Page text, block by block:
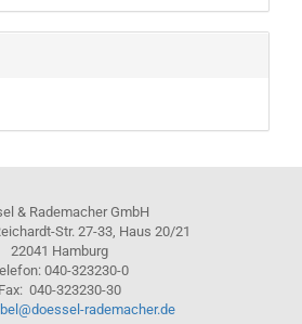
& Rademacher GmbH
Str. 27-33, Haus 20/21
22041 Hamburg
040-323230-0
Fax: 040-323230-30
rademacher.de